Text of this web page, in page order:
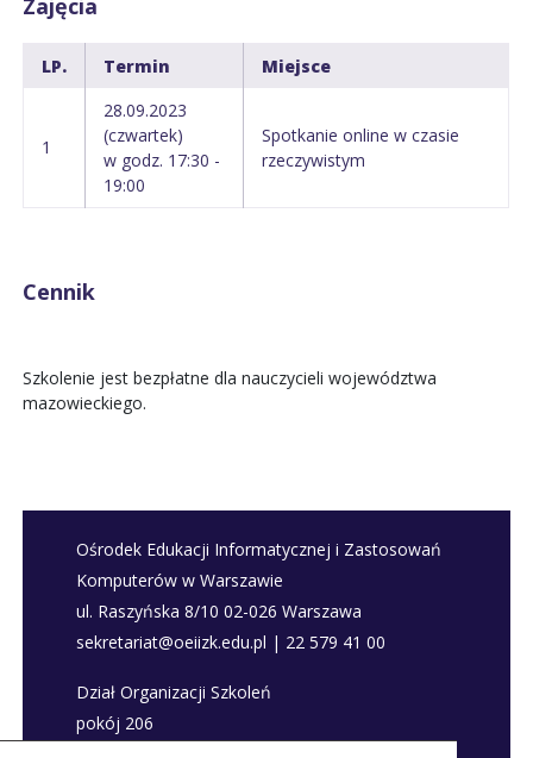
Zajęcia
LP. Termin Miejsce
1
28.09.2023
(czwartek)
w godz. 17:30 -
19:00
Spotkanie online w czasie
rzeczywistym
Cennik
Szkolenie jest bezpłatne dla nauczycieli województwa
mazowieckiego.
Ośrodek Edukacji Informatycznej i Zastosowań
Komputerów w Warszawie
ul. Raszyńska 8/10 02-026 Warszawa
sekretariat@oeiizk.edu.pl | 22 579 41 00
Dział Organizacji Szkoleń
pokój 206